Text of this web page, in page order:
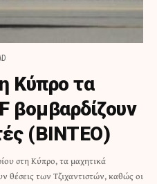
Κύπρο τα
βομβαρδίζουν
(ΒΙΝΤΕΟ)
στη Κύπρο, τα μαχητικά
θέσεις των Τζιχαντιστών, καθώς οι